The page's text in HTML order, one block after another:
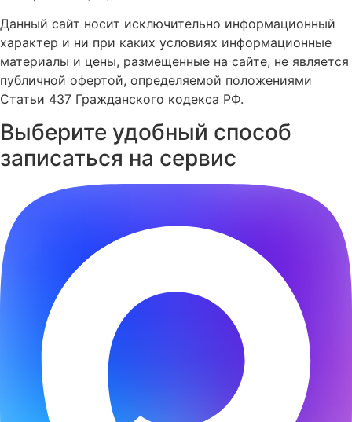
Данный сайт носит исключительно информационный
характер и ни при каких условиях информационные
материалы и цены, размещенные на сайте, не является
публичной офертой, определяемой положениями
Статьи 437 Гражданского кодекса РФ.
Выберите удобный способ
записаться на сервис